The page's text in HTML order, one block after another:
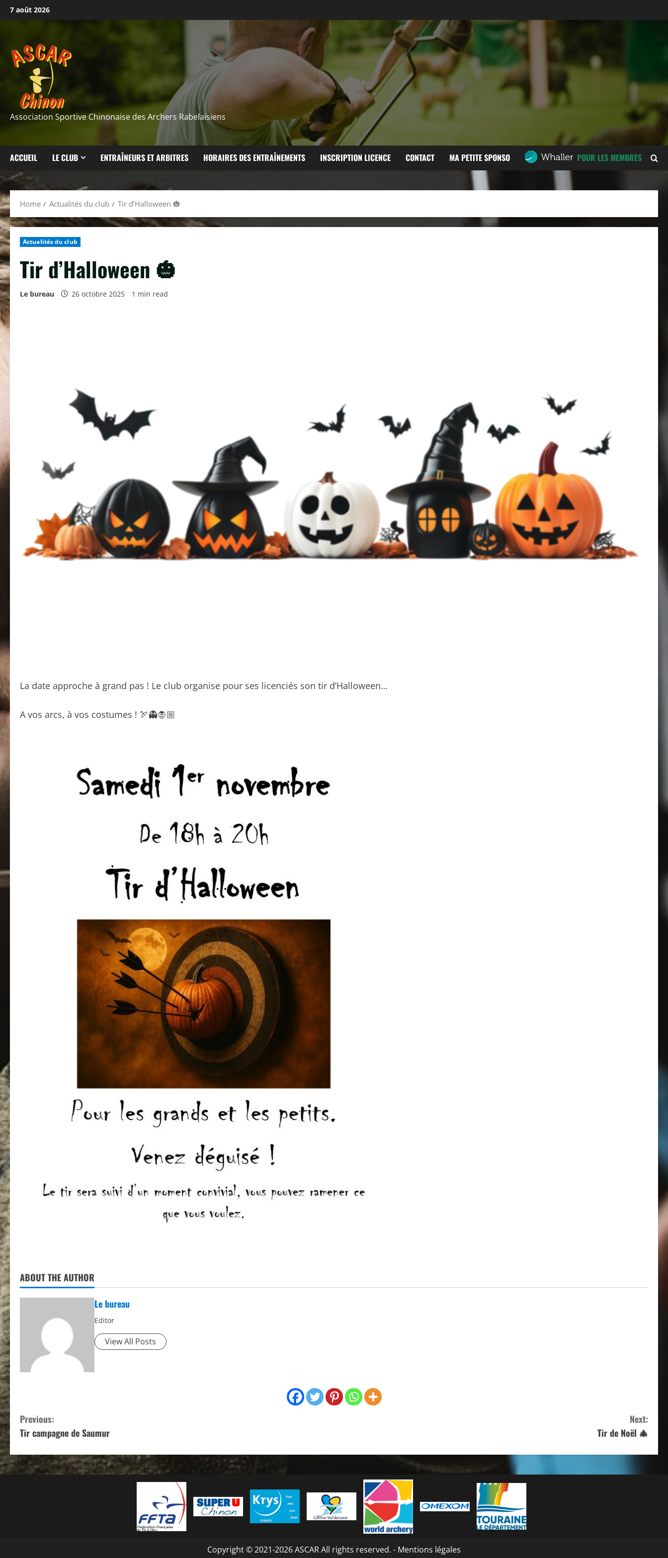
Skip
to
7 août 2026
Association Sportive Chinonaise des Archers Rabelaisiens
ACCUEIL LE CLUB ENTRAÎNEURS ET ARBITRES HORAIRES DES ENTRAÎNEMENTS INSCRIPTION LICENCE CONTACT MA PETITE SPONSO POUR LES MEMBRES
Home Actualités du club Tir d’Halloween 🎃
Actualités du club
Tir d’Halloween 🎃
Le bureau 26 octobre 2025 1 min read
La date approche à grand pas ! Le club organise pour ses licenciés son tir d’Halloween…
A vos arcs, à vos costumes ! 🏹👻🧛🏼
ABOUT THE AUTHOR
Le bureau
Editor
View All Posts
C
o
n
Previous:
Tir campagne de Saumur
Next:
Tir de Noël 🎄
Copyright © 2021-2026 ASCAR All rights reserved. - Mentions légales